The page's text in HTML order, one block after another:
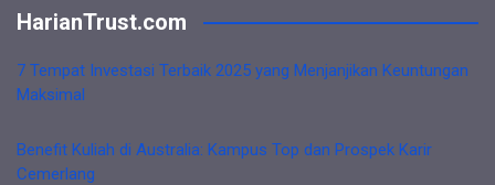
HarianTrust.com
7 Tempat Investasi Terbaik 2025 yang Menjanjikan Keuntungan
Maksimal
Benefit Kuliah di Australia: Kampus Top dan Prospek Karir
Cemerlang